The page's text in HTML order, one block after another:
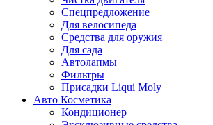
Спецпредложение
Для велосипеда
Средства для оружия
Для сада
Автолапмы
Фильтры
Присадки Liqui Moly
Авто Косметика
Кондиционер